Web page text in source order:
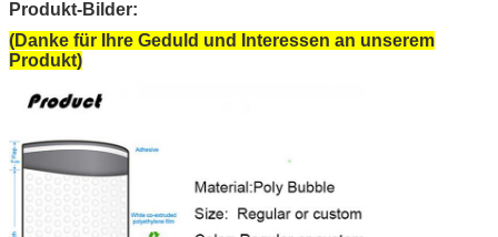
Produkt-Bilder:
(Danke für Ihre Geduld und Interessen an unserem
Produkt)